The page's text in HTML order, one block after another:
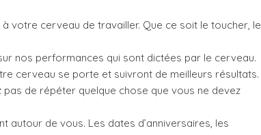
votre cerveau de travailler. Que ce soit le toucher, le
nos performances qui sont dictées par le cerveau.
cerveau se porte et suivront de meilleurs résultats.
pas de répéter quelque chose que vous ne devez
autour de vous. Les dates d’anniversaires, les